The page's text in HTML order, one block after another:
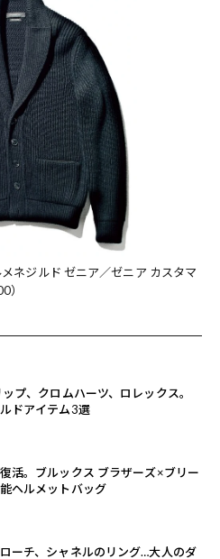
ネジルド ゼニア／ゼニア カスタマ
）
プ、クロムハーツ、ロレックス。
ドアイテム3選
活。ブルックス ブラザーズ×ブリー
ヘルメットバッグ
ーチ、シャネルのリング…大人のダ